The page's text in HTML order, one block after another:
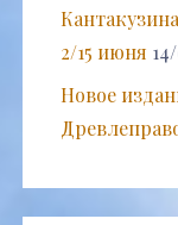
2/15 июня
Новое